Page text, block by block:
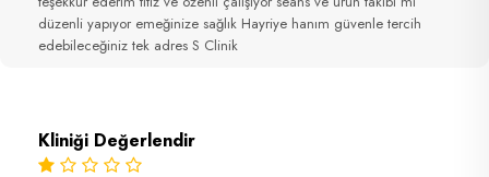
düzenli yapıyor emeğinize sağlık Hayriye hanım güvenle tercih
edebileceğiniz tek adres S Clinik
Kliniği Değerlendir